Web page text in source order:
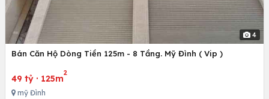
4
Bán Căn Hộ Dòng Tiền 125m - 8 Tầng. Mỹ Đình ( Vip )
49 tỷ · 125m
2
mỹ Đình